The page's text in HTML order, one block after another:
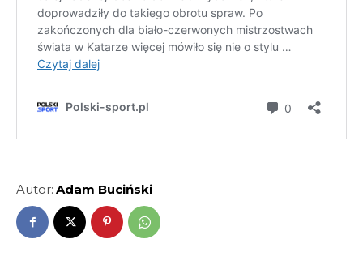
Autor: Adam Buciński